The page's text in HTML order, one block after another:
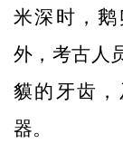
米深时，
外，考古人
貘的牙齿
器。